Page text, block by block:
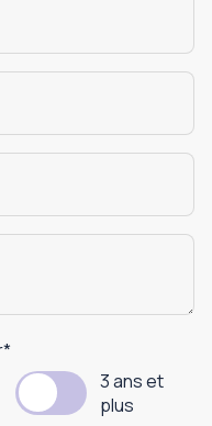
*
3 ans et
plus